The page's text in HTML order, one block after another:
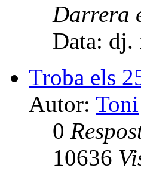
Darrera
Data: dj.
Troba els
Autor: Toni
0
10636